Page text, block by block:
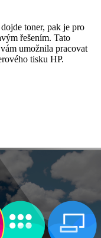
toner, pak je pro
řešením. Tato
umožnila pracovat
tisku HP.